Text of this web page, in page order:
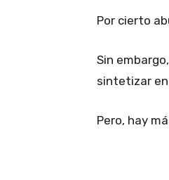
Por cierto
Sin
sintetizar en
Pero, hay